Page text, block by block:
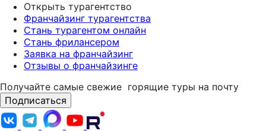
Открыть турагентство
Франчайзинг турагентства
Стань турагентом онлайн
Стань фрилансером
Заявка на франчайзинг
Отзывы о франчайзинге
Получайте самые свежие горящие туры на почту
Подписаться